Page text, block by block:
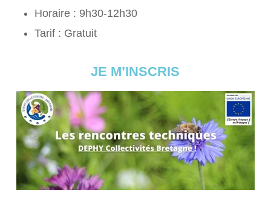
Horaire : 9h30-12h30
Tarif : Gratuit
JE M’INSCRIS